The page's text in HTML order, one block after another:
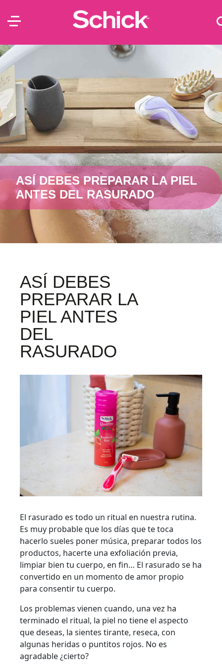
ASÍ DEBES PREPARAR LA PIEL
ANTES DEL RASURADO
ASÍ DEBES
PREPARAR LA
PIEL ANTES
DEL
RASURADO
El rasurado es todo un ritual en nuestra rutina.
Es muy probable que los días que te toca
hacerlo sueles poner música, preparar todos los
productos, hacerte una exfoliación previa,
limpiar bien tu cuerpo, en fin… El rasurado se ha
convertido en un momento de amor propio
para consentir tu cuerpo.
Los problemas vienen cuando, una vez ha
terminado el ritual, la piel no tiene el aspecto
que deseas, la sientes tirante, reseca, con
algunas heridas o puntitos rojos. No es
agradable ¿cierto?